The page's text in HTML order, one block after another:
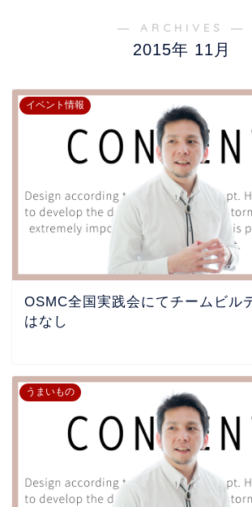
― ARCHIVES ―
2015年 11月
イベント情報
OSMC全国実践会にてチームビル
はなし
うまいもの